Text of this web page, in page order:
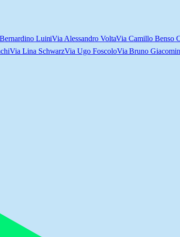
LuiniVia Alessandro VoltaVia Camillo Benso
Via Lina SchwarzVia Ugo FoscoloVia Bruno